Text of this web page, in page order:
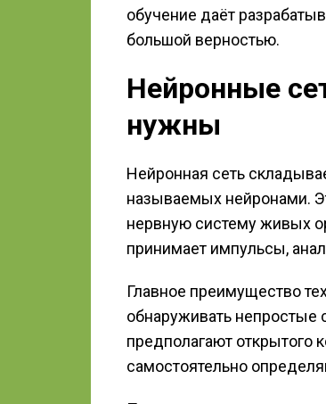
обучение даёт
большой верностью.
Нейронные
нужны
Нейронная сеть
называемых нейронами.
нервную систему живых
принимает импульсы,
Главное преимущество
обнаруживать непростые
предполагают открытого
самостоятельно